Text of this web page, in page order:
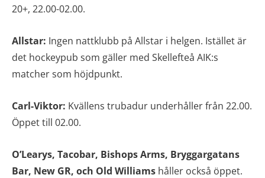
20+, 22.00-02.00.
Allstar: Ingen nattklubb på Allstar i helgen. Istället är
det hockeypub som gäller med Skellefteå AIK:s
matcher som höjdpunkt.
Carl-Viktor: Kvällens trubadur underhåller från 22.00.
Öppet till 02.00.
O’Learys, Tacobar, Bishops Arms, Bryggargatans
Bar, New GR, och Old Williams håller också öppet.